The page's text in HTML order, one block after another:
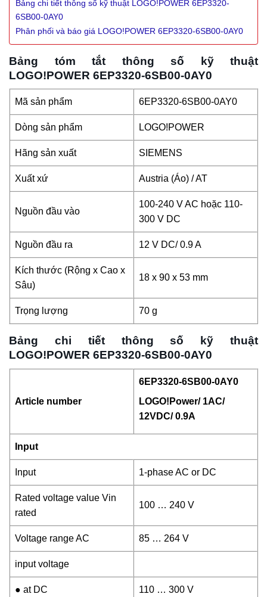
Bảng chi tiết thông số kỹ thuật LOGO!POWER 6EP3320-
6SB00-0AY0
Phân phối và báo giá LOGO!POWER 6EP3320-6SB00-0AY0
Bảng tóm tắt thông số kỹ thuật
LOGO!POWER 6EP3320-6SB00-0AY0
Mã sản phẩm 6EP3320-6SB00-0AY0
Dòng sản phẩm LOGO!POWER
Hãng sản xuất SIEMENS
Xuất xứ Austria (Áo) / AT
Nguồn đầu vào
100-240 V AC hoặc 110-
300 V DC
Nguồn đầu ra 12 V DC/ 0.9 A
Kích thước (Rộng x Cao x
Sâu)
18 x 90 x 53 mm
Trọng lượng 70 g
Bảng chi tiết thông số kỹ thuật
LOGO!POWER 6EP3320-6SB00-0AY0
Article number
6EP3320-6SB00-0AY0
LOGO!Power/1AC/
12VDC/0.9A
Input
Input 1-phase AC or DC
Rated voltage value Vin
rated
100 … 240 V
Voltage range AC 85 … 264 V
input voltage
● at DC 110 … 300 V